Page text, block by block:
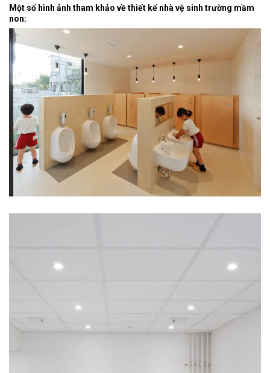
Một số hình ảnh tham khảo về thiết kế nhà vệ sinh trường mầm
non: